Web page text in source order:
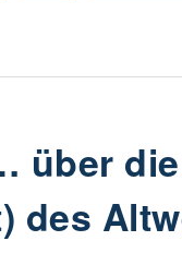
über die
des